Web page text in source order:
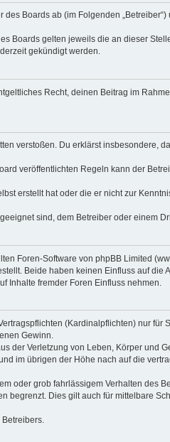
Boards ab (im Folgenden
Boards gelten jeweils die an dieser
gekündigt werden.
Recht, deinen Beitrag im
verstoßen. Du erklärst insbesondere,
veröffentlichten Regeln kann der
erstellt hat oder die er nicht zur
sind, dem Betreiber oder einem
Foren-Software von phpBB Limited
Beide haben keinen Einfluss auf die
Inhalte fremder Foren Einfluss nehmen.
(Kardinalpflichten) nur für
Gewinn.
der Verletzung von Leben, Körper und
im übrigen der Höhe nach auf die
oder grob fahrlässigem Verhalten des
begrenzt. Dies gilt auch für mittelbare